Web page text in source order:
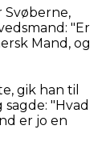
Svøberne,
"Er
Mand, og
gik han til
"Hvad
er jo en